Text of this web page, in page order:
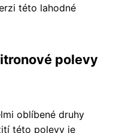
této lahodné
polevy
oblíbené druhy
této polevy je